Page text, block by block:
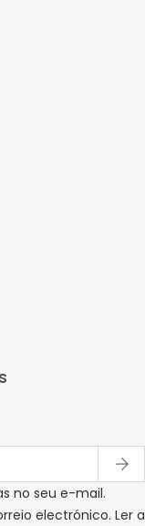
no seu e-mail.
electrónico. Ler a